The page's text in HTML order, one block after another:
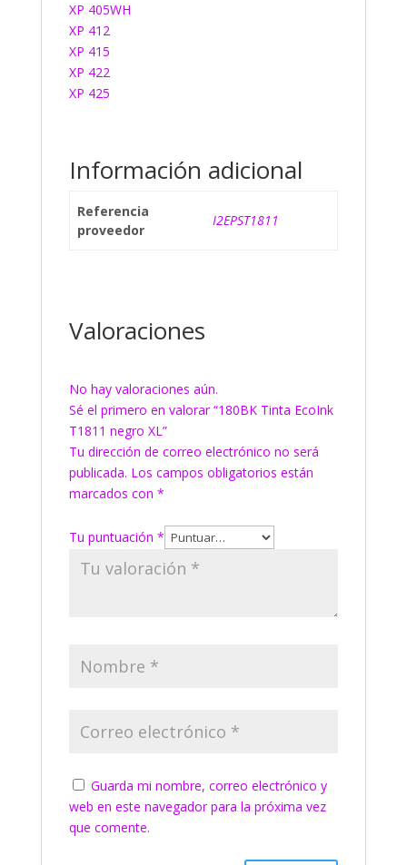
XP 405WH
XP 412
XP 415
XP 422
XP 425
Información adicional
Referencia
proveedor
I2EPST1811
Valoraciones
No hay valoraciones aún.
Sé el primero en valorar “180BK Tinta EcoInk
T1811 negro XL”
Tu dirección de correo electrónico no será
publicada. Los campos obligatorios están
marcados con *
Tu puntuación *
Guarda mi nombre, correo electrónico y
web en este navegador para la próxima vez
que comente.